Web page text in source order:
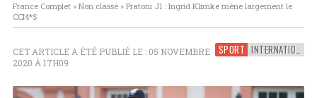
France Complet» Non classé» Pratoni J1 : Ingrid Klimke mène largement le
CCI4*S
SPORT INTERNATIONAL
CET ARTICLE A ÉTÉ PUBLIÉ LE : 05 NOVEMBRE
2020 À 17H09